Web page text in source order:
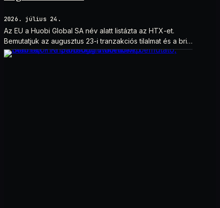
2026. július 24.
Az EU a Huobi Global SA név alatt listázta az HTX-et.
Bemutatjuk az augusztus 23-i tranzakciós tilalmat és a brit
szankciók eltérését.